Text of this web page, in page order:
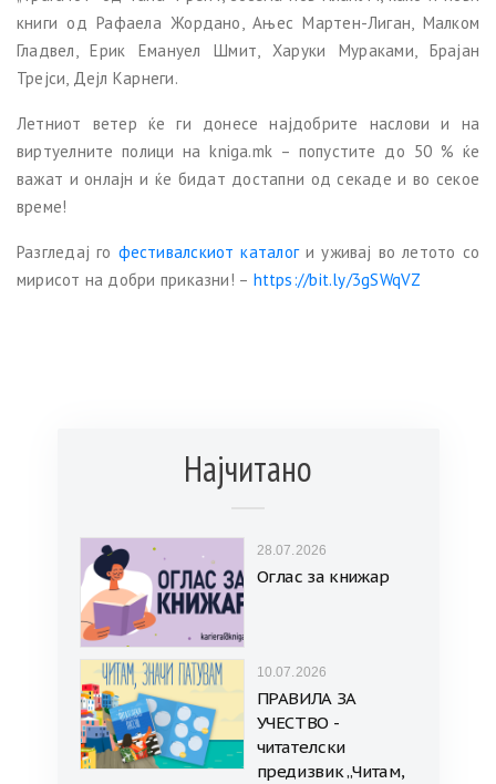
книги од Рафаела Жордано, Ањес Мартен-Лиган, Малком
Гладвел, Ерик Емануел Шмит, Харуки Мураками, Брајан
Трејси, Дејл Карнеги.
Летниот ветер ќе ги донесе најдобрите наслови и на
виртуелните полици на kniga.mk – попустите до 50 % ќе
важат и онлајн и ќе бидат достапни од секаде и во секое
време!
Разгледај го фестивалскиот каталоги уживај во летото со
мирисот на добри приказни! – https://bit.ly/3gSWqVZ
Најчитано
28.07.2026
Оглас за книжар
10.07.2026
ПРАВИЛА ЗА
УЧЕСТВО -
читателски
предизвик „Читам,